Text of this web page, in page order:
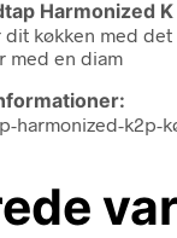
Harmonized
køkken med
med en diam
harmonized-